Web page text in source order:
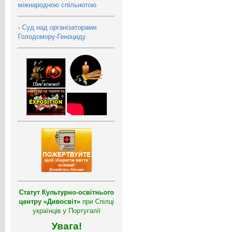
міжнародною спільнотою
- Суд над організаторами
Голодомору-Геноциду
Статут Культурно-освітнього
центру «Дивосвіт» при Спілці
українців у Португалії
Увага!